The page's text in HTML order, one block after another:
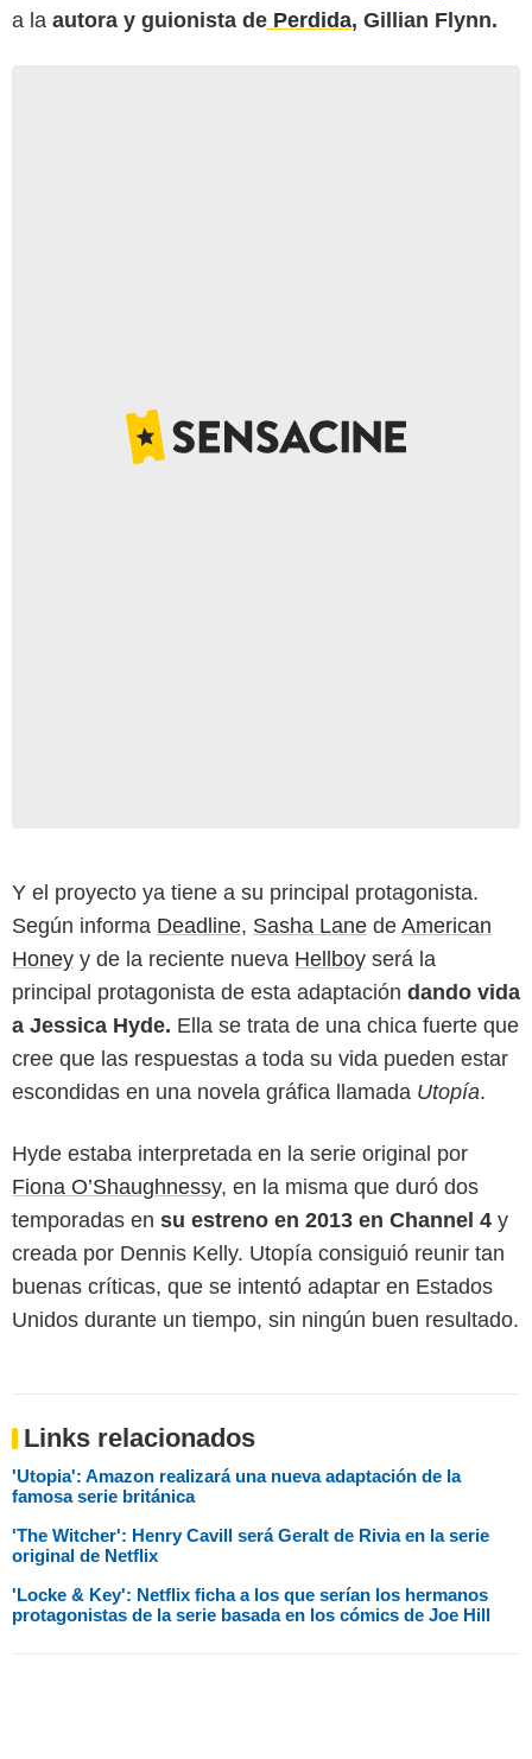
a la autora y guionista de Perdida, Gillian Flynn.
Y el proyecto ya tiene a su principal protagonista.
Según informa Deadline, Sasha Lane de American
Honey y de la reciente nueva Hellboy será la
principal protagonista de esta adaptación dando vida
a Jessica Hyde. Ella se trata de una chica fuerte que
cree que las respuestas a toda su vida pueden estar
escondidas en una novela gráfica llamada Utopía.
Hyde estaba interpretada en la serie original por
Fiona O’Shaughnessy, en la misma que duró dos
temporadas en su estreno en 2013 en Channel 4 y
creada por Dennis Kelly. Utopía consiguió reunir tan
buenas críticas, que se intentó adaptar en Estados
Unidos durante un tiempo, sin ningún buen resultado.
Links relacionados
'Utopia': Amazon realizará una nueva adaptación de la
famosa serie británica
'The Witcher': Henry Cavill será Geralt de Rivia en la serie
original de Netflix
'Locke & Key': Netflix ficha a los que serían los hermanos
protagonistas de la serie basada en los cómics de Joe Hill